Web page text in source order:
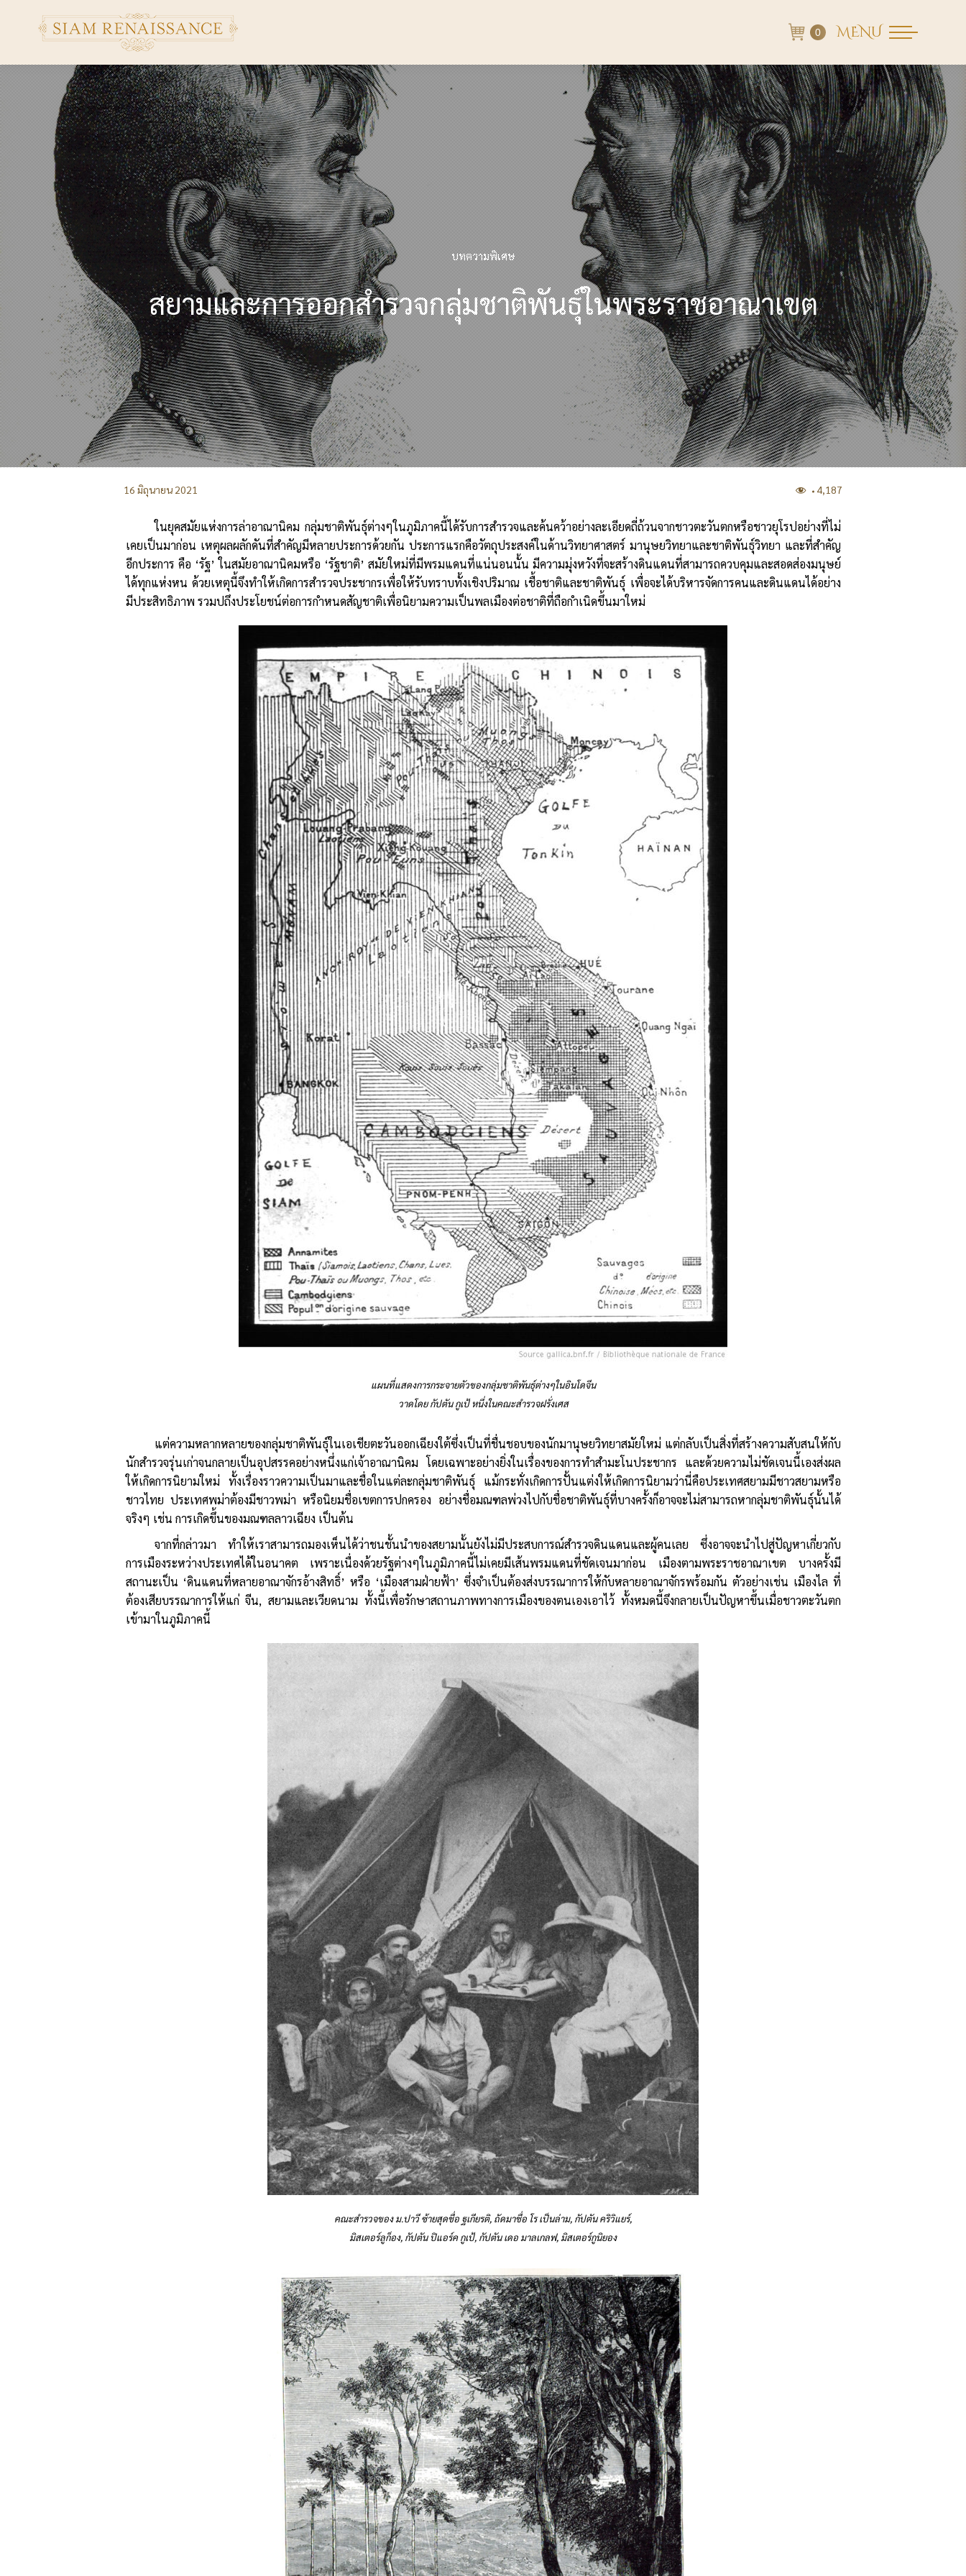
0 MENU
บทความพิเศษ
สยามและการออกสำรวจกลุ่มชาติพันธุ์ในพระราชอาณาเขต
ในยุคสมัยแห่งการล่าอาณานิคม กลุ่มชาติพันธุ์ต่างๆในภูมิภาคนี้ได้รับการสำรวจและค้นคว้าอย่างละเอียดถี่ถ้วนจากชาวตะวันตกหรือชาวยุโรปอย่างที่ไม่
เคยเป็นมาก่อน เหตุผลผลักดันที่สำคัญมีหลายประการด้วยกัน ประการแรกคือวัตถุประสงค์ในด้านวิทยาศาสตร์ มานุษยวิทยาและชาติพันธุ์วิทยา และที่สำคัญ
อีกประการ คือ ‘รัฐ’ ในสมัยอาณานิคมหรือ ‘รัฐชาติ’ สมัยใหม่ที่มีพรมแดนที่แน่นอนนั้น มีความมุ่งหวังที่จะสร้างดินแดนที่สามารถควบคุมและสอดส่องมนุษย์
ได้ทุกแห่งหน ด้วยเหตุนี้จึงทำให้เกิดการสำรวจประชากรเพื่อให้รับทราบทั้งเชิงปริมาณ เชื้อชาติและชาติพันธุ์ เพื่อจะได้บริหารจัดการคนและดินแดนได้อย่าง
มีประสิทธิภาพ รวมปถึงประโยชน์ต่อการกำหนดสัญชาติเพื่อนิยามความเป็นพลเมืองต่อชาติที่ถือกำเนิดขึ้นมาใหม่
แผนที่แสดงการกระจายตัวของกลุ่มชาติพันธุ์ต่างๆในอินโดจีน
วาดโดย กัปตัน กูเป้ หนึ่งในคณะสำรวจฝรั่งเศส
แต่ความหลากหลายของกลุ่มชาติพันธุ์ในเอเชียตะวันออกเฉียงใต้ซึ่งเป็นที่ชื่นชอบของนักมานุษยวิทยาสมัยใหม่ แต่กลับเป็นสิ่งที่สร้างความสับสนให้กับ
นักสำรวจรุ่นเก่าจนกลายเป็นอุปสรรคอย่างหนึ่งแก่เจ้าอาณานิคม โดยเฉพาะอย่างยิ่งในเรื่องของการทำสำมะโนประชากร และด้วยความไม่ชัดเจนนี้เองส่งผล
ให้เกิดการนิยามใหม่ ทั้งเรื่องราวความเป็นมาและชื่อในแต่ละกลุ่มชาติพันธุ์ แม้กระทั่งเกิดการปั้นแต่งให้เกิดการนิยามว่านี่คือประเทศสยามมีชาวสยามหรือ
ชาวไทย ประเทศพม่าต้องมีชาวพม่า หรือนิยมชื่อเขตการปกครอง อย่างชื่อมณฑลพ่วงไปกับชื่อชาติพันธุ์ที่บางครั้งก็อาจจะไม่สามารถหากลุ่มชาติพันธุ์นั้นได้
จริงๆ เช่น การเกิดขึ้นของมณฑลลาวเฉียง เป็นต้น
จากที่กล่าวมา ทำให้เราสามารถมองเห็นได้ว่าชนชั้นนำของสยามนั้นยังไม่มีประสบการณ์สำรวจดินแดนและผู้คนเลย ซึ่งอาจจะนำไปสู่ปัญหาเกี่ยวกับ
การเมืองระหว่างประเทศได้ในอนาคต เพราะเนื่องด้วยรัฐต่างๆในภูมิภาคนี้ไม่เคยมีเส้นพรมแดนที่ชัดเจนมาก่อน เมืองตามพระราชอาณาเขต บางครั้งมี
สถานะเป็น ‘ดินแดนที่หลายอาณาจักรอ้างสิทธิ์’ หรือ ‘เมืองสามฝ่ายฟ้า’ ซึ่งจำเป็นต้องส่งบรรณาการให้กับหลายอาณาจักรพร้อมกัน ตัวอย่างเช่น เมืองไล ที่
ต้องเสียบรรณาการให้แก่ จีน, สยามและเวียดนาม ทั้งนี้เพื่อรักษาสถานภาพทางการเมืองของตนเองเอาไว้ ทั้งหมดนี้จึงกลายเป็นปัญหาขึ้นเมื่อชาวตะวันตก
เข้ามาในภูมิภาคนี้
คณะสำรวจของ ม.ปาวี ซ้ายสุดชื่อ ฐเกียรติ, ถัดมาชื่อ โร เป็นล่าม, กัปตัน คริวิแยร์,
มิสเตอร์ลูก็อง, กัปตัน ปิแอร์ค กูเป้, กัปตัน เดอ มาลเกลฟ, มิสเตอร์กูนิยอง
4,187
16 มิถุนายน 2021